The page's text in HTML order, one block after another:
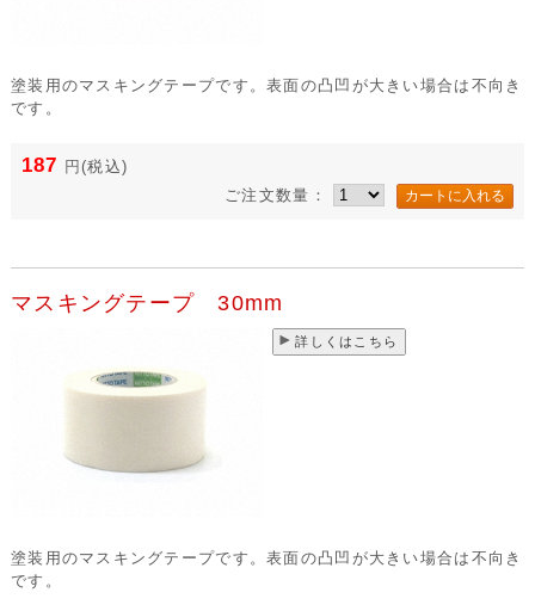
塗装用のマスキングテープです。表面の凸凹が大きい場合は不向き
です。
187 円 (税込)
ご注文数量：
マスキングテープ 30mm
詳しくはこちら
塗装用のマスキングテープです。表面の凸凹が大きい場合は不向き
です。